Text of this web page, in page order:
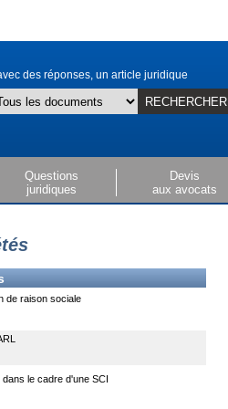
des réponses, un article juridique
RECHERCHER
Questions
juridiques
Devis
aux avocats
de raison sociale
dans le cadre d'une SCI